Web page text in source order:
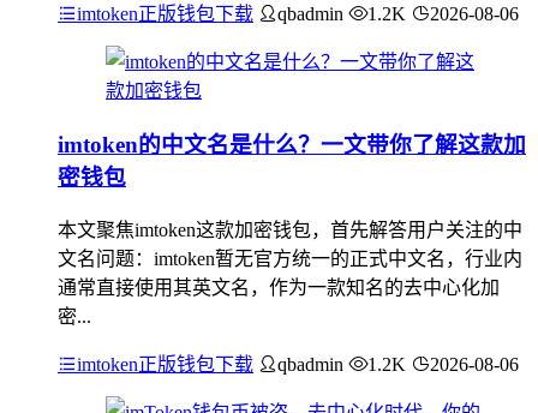
imtoken正版钱包下载 qbadmin 1.2K 2026-08-06
imtoken的中文名是什么？一文带你了解这款加
密钱包
本文聚焦imtoken这款加密钱包，首先解答用户关注的中
文名问题：imtoken暂无官方统一的正式中文名，行业内
通常直接使用其英文名，作为一款知名的去中心化加
密...
imtoken正版钱包下载 qbadmin 1.2K 2026-08-06